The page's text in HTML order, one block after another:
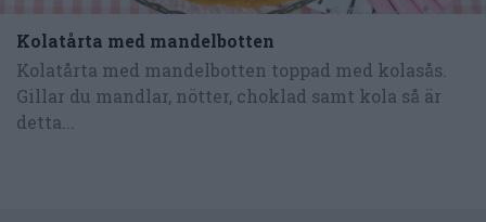
Kolatårta med mandelbotten
Kolatårta med mandelbotten toppad med kolasås.
Gillar du mandlar, nötter, choklad samt kola så är
detta...